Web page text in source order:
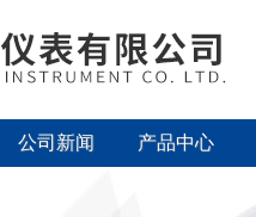
公司新闻 产品中心